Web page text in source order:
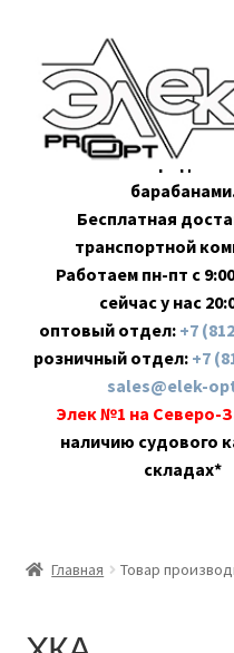
навигации
содержимому
Оптовая продажа
Бесплатная
транспортной
Работаем пн-пт с
сейчас у нас
оптовый отдел: +7
розничный отдел: +7
sales@elek-
Элек №1 на Северо-
наличию судового
складах*
Главная Товар